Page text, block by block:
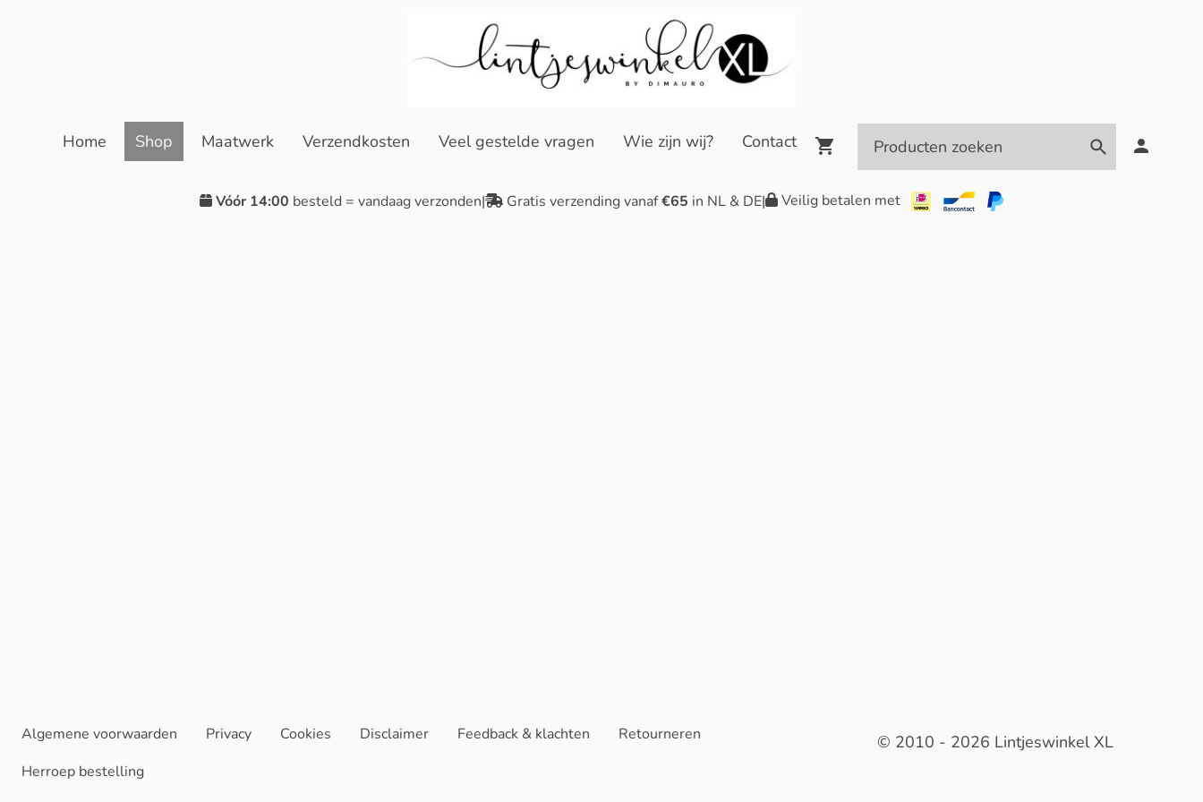
Home Shop Maatwerk Verzendkosten Veel gestelde vragen Wie zijn wij? Contact
Vóór 14:00 besteld = vandaag verzonden| Gratis verzending vanaf€65 in NL & DE| Veilig betalen met
Algemene voorwaarden Privacy Cookies Disclaimer Feedback & klachten
Retourneren
Herroep bestelling
© 2010 - 2026 Lintjeswinkel XL